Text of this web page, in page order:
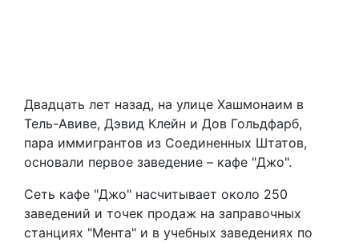
Двадцать лет назад, на улице Хашмонаим в
Тель-Авиве, Дэвид Клейн и Дов Гольдфарб,
пара иммигрантов из Соединенных Штатов,
основали первое заведение – кафе "Джо".
Сеть кафе "Джо" насчитывает около 250
заведений и точек продаж на заправочных
станциях "Мента" и в учебных заведениях по